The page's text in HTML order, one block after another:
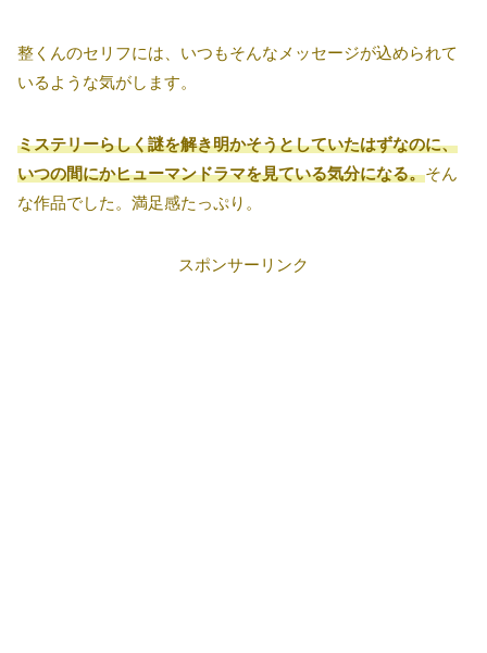
整くんのセリフには、いつもそんなメッセージが込められて
いるような気がします。
ミステリーらしく謎を解き明かそうとしていたはずなのに、
いつの間にかヒューマンドラマを見ている気分になる。そん
な作品でした。満足感たっぷり。
スポンサーリンク